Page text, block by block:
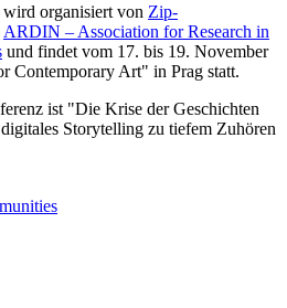
organisiert von Zip-
ARDIN – Association for Research in
und findet vom 17. bis 19. November
Contemporary Art" in Prag statt.
ist "Die Krise der Geschichten
Storytelling zu tiefem Zuhören